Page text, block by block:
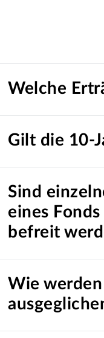
Welche
Gilt die 10-
Sind
eines
befreit
Wie